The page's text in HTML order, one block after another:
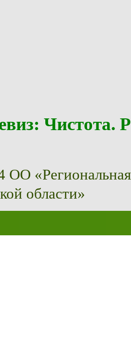
ОО
области»